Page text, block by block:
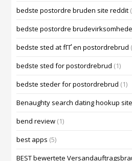
bedste postordre bruden site reddit
bedste postordre
bedste sted at fГҐ en postordrebrud
bedste sted for postordrebrud (1)
bedste steder for postordrebrud (1)
Benaughty search dating hookup
bend review (1)
best apps (5)
BEST bewertete